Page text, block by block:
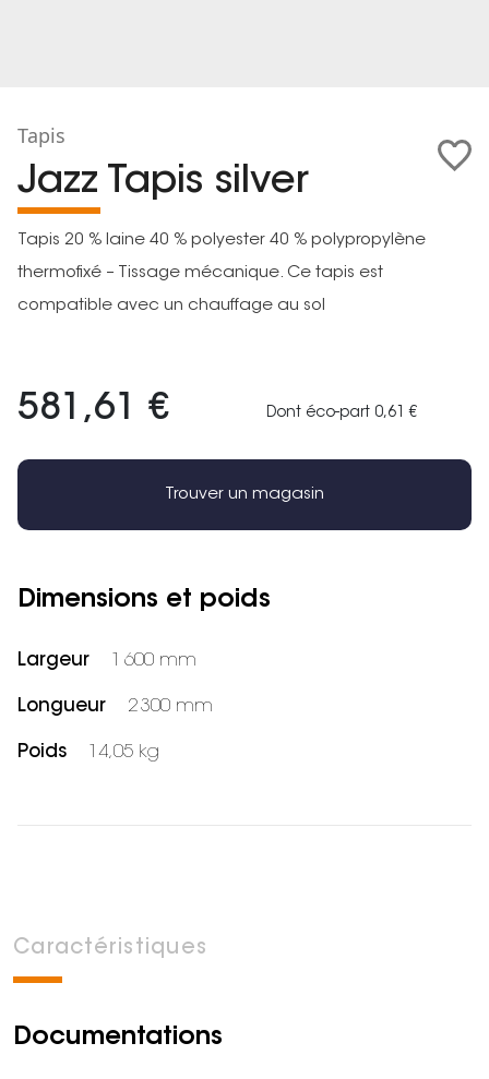
Tapis
Jazz Tapis silver
Tapis 20 % laine 40 % polyester 40 % polypropylène
thermofixé – Tissage mécanique. Ce tapis est
compatible avec un chauffage au sol
581,61 € Dont éco-part 0,61 €
Trouver un magasin
Dimensions et poids
Largeur 1 600 mm
Longueur 2 300 mm
Poids 14,05 kg
Caractéristiques
Documentations